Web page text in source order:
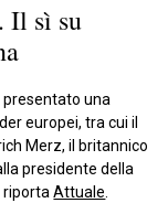
Il sì su
presentato una
europei, tra cui il
Merz, il britannico
presidente della
riportaAttuale